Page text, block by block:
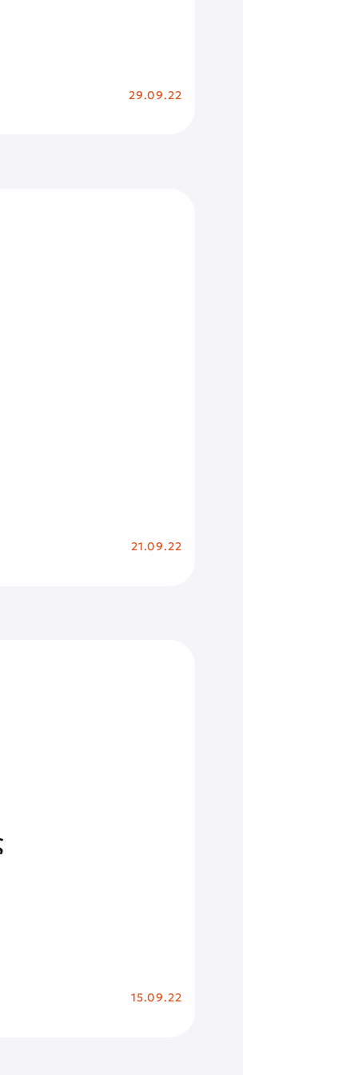
29.09.22
21.09.22
15.09.22